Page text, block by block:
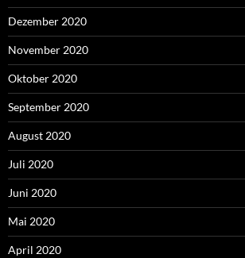
Dezember 2020
November 2020
Oktober 2020
September 2020
August 2020
Juli 2020
Juni 2020
Mai 2020
April 2020